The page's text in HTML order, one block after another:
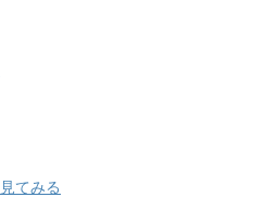
てみる